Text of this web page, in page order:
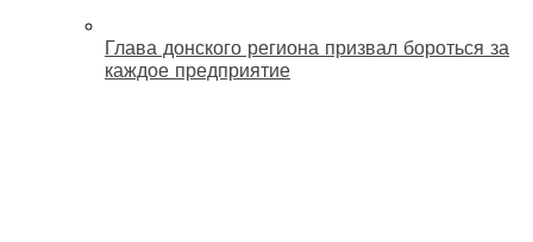
Глава донского региона призвал бороться за
каждое предприятие